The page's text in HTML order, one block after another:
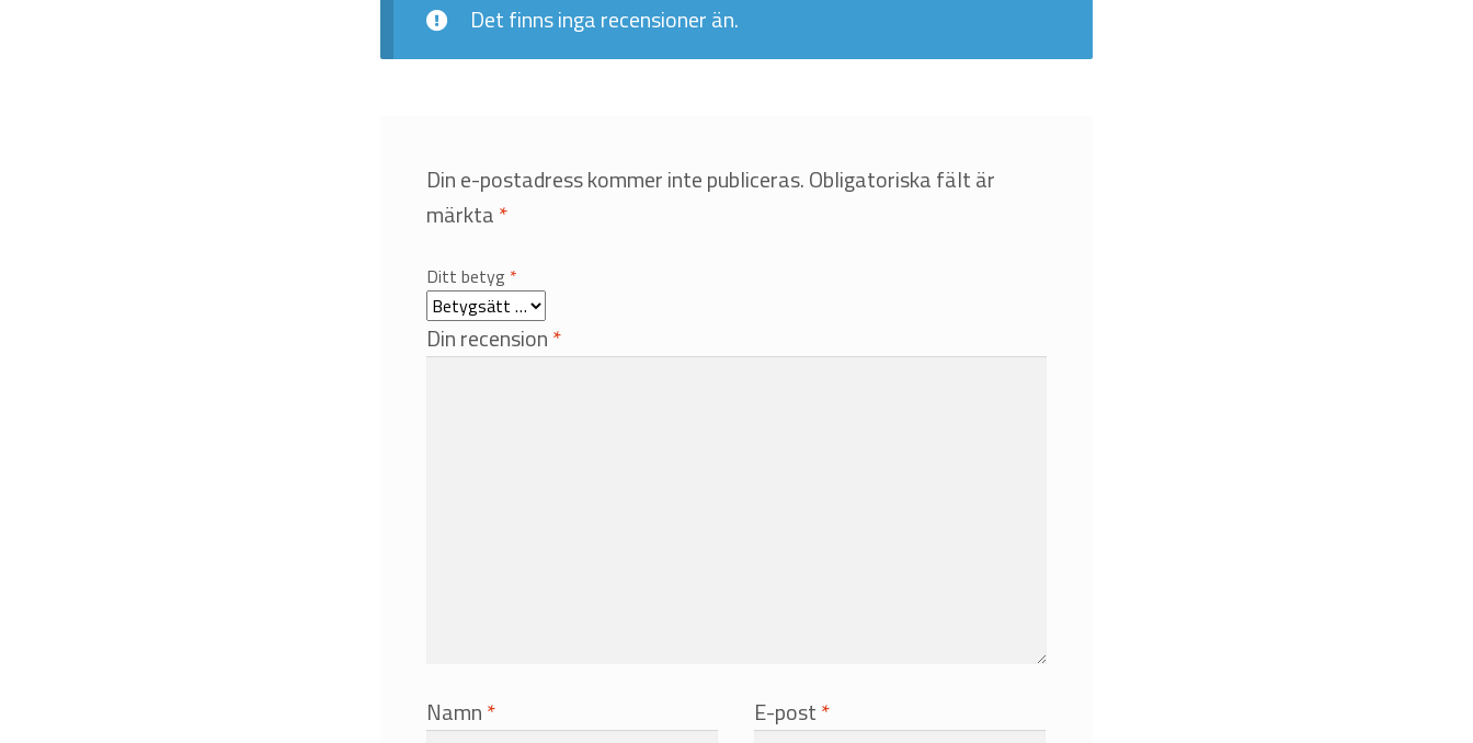
Det finns inga recensioner än.
Din e-postadress kommer inte publiceras.Obligatoriska fält är
märkta*
Ditt betyg *
Din recension*
Namn* E-post*